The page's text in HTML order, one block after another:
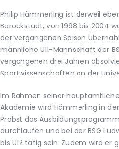
Philip Hämmerling ist derweil
Barockstadt, von 1998 bis 2004
der vergangenen Saison
männliche U11-Mannschaft der
vergangenen drei Jahren
Sportwissenschaften an der
Im Rahmen seiner
Akademie wird Hämmerling in
Probst das
durchlaufen und bei der BSG
bis U12 tätig sein. Zudem wird er